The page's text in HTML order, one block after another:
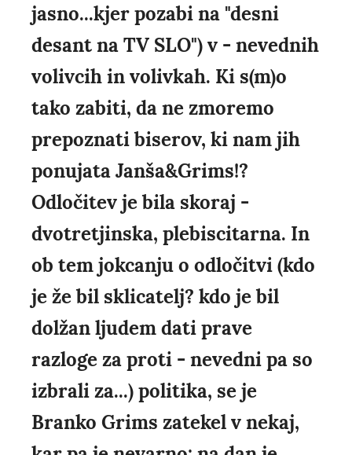
jasno...kjer pozabi na "desni
desant na TV SLO") v - nevednih
volivcih in volivkah. Ki s(m)o
tako zabiti, da ne zmoremo
prepoznati biserov, ki nam jih
ponujata Janša&Grims!?
Odločitev je bila skoraj -
dvotretjinska, plebiscitarna. In
ob tem jokcanju o odločitvi (kdo
je že bil sklicatelj? kdo je bil
dolžan ljudem dati prave
razloge za proti - nevedni pa so
izbrali za...) politika, se je
Branko Grims zatekel v nekaj,